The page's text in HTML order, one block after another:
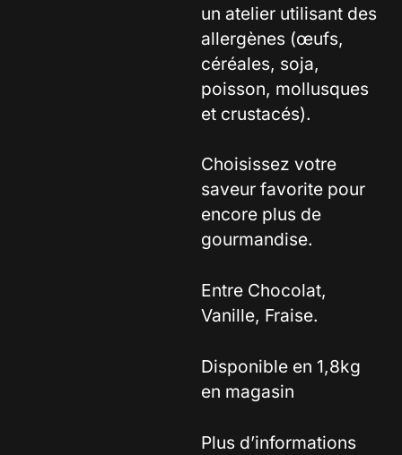
un atelier utilisant des
allergènes (œufs,
céréales, soja,
poisson, mollusques
et crustacés).
Choisissez votre
saveur favorite pour
encore plus de
gourmandise.
Entre Chocolat,
Vanille, Fraise.
Disponible en 1,8kg
en magasin
Plus d’informations